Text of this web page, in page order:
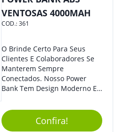
VENTOSAS 4000MAH
COD.:361
O Brinde Certo Para Seus
Clientes E Colaboradores Se
Manterem Sempre
Conectados. Nosso Power
Bank Tem Design Moderno E
Na Bolsa Ou Na Mochila.
Compatível Com Diversos
Aparelhos, O Brinde É Super
Confira!